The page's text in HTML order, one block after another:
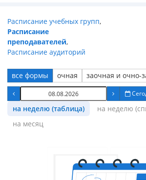
Расписание учебных групп,
Расписание
преподавателей,
Расписание аудиторий
все формы очная заочная и очно-
на неделю (таблица)
на неделю
на месяц